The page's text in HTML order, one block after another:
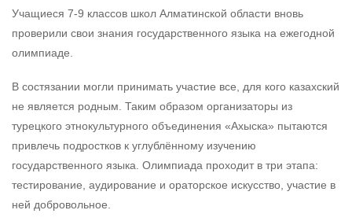
Учащиеся 7-9 классов школ Алматинской области вновь
проверили свои знания государственного языка на ежегодной
олимпиаде.
В состязании могли принимать участие все, для кого казахский
не является родным. Таким образом организаторы из
турецкого этнокультурного объединения «Ахыска» пытаются
привлечь подростков к углублённому изучению
государственного языка. Олимпиада проходит в три этапа:
тестирование, аудирование и ораторское искусство, участие в
ней добровольное.